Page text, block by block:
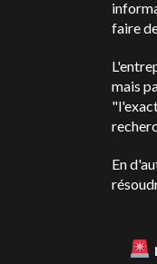
faire
mais
En